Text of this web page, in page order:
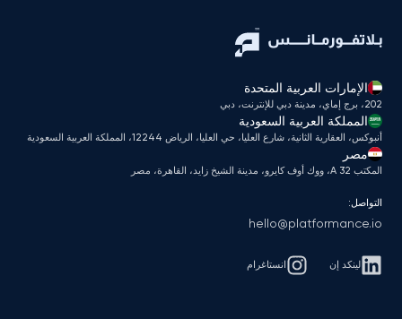
الإمارات العربية المتحدة
202، برج إماي، مدينة دبي للإنترنت، دبي
المملكة العربية السعودية
أنبوكس، العقارية الثانية، شارع العليا، حي العليا، الرياض 12244، المملكة العربية السعودية
مصر
المكتب A 32، ووك أوف كايرو، مدينة الشيخ زايد، القاهرة، مصر
التواصل:
hello@platformance.io
لينكد إن انستاغرام